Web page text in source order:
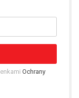
Ochrany